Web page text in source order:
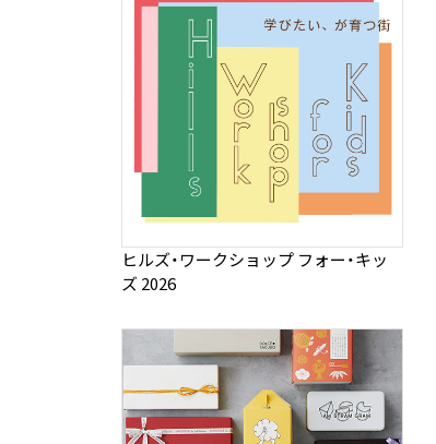
ヒルズ・ワークショップ フォー・キッ
ズ 2026